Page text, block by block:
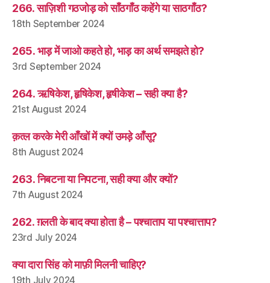
266. साज़िशी गठजोड़ को साँठगाँठ कहेंगे या साठगाँठ?
18th September 2024
265. भाड़ में जाओ कहते हो, भाड़ का अर्थ समझते हो?
3rd September 2024
264. ऋषिकेश, हृषिकेश, हृषीकेश – सही क्या है?
21st August 2024
क़त्ल करके मेरी आँखों में क्यों उमड़े आँसू?
8th August 2024
263. निबटना या निपटना, सही क्या और क्यों?
7th August 2024
262. ग़लती के बाद क्या होता है – पश्चाताप या पश्चात्ताप?
23rd July 2024
क्या दारा सिंह को माफ़ी मिलनी चाहिए?
19th July 2024